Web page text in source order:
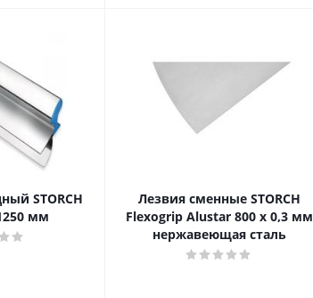
STORCH
мм
Лезвия сменные STORCH
Flexogrip Alustar 800 x 0,3 мм
нержавеющая сталь